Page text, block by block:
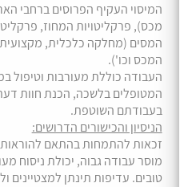
המיסוי העקיף הפרוסים ברחבי
מכס), פרקליטויות המחוז,
המסים (מחלקה כלכלית,
המכס וכו').
העבודה כוללת מעורבות וטיפול
המטופלים בלשכה, הכנת חוות דעת
בעבודתם השוטפת.
הניסיון והכישורים הדרושים:
זכאות להתמחות בהתאם להוראות
מוסר עבודה גבוה, יכולת ניסוח
טובים. עדיפות תינתן למצטיינים